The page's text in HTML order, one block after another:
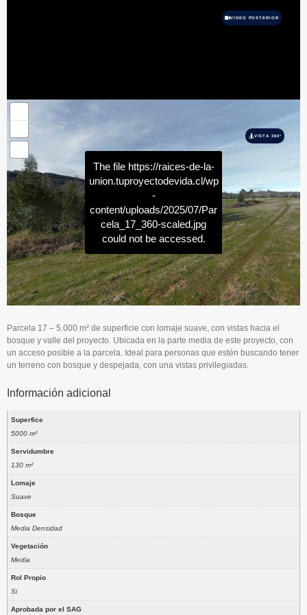
VIDEO POSTERIOR
VISTA 360°
The file https://raices-de-la-
union.tuproyectodevida.cl/wp
-
content/uploads/2025/07/Par
cela_17_360-scaled.jpg
could not be accessed.
Parcela 17 – 5.000 m² de superficie con lomaje suave, con vistas hacia el
bosque y valle del proyecto. Ubicada en la parte media de este proyecto, con
un acceso posible a la parcela. Ideal para personas que estén buscando tener
un terreno con bosque y despejada, con una vistas privilegiadas.
Información adicional
Superfice
5000 m²
Servidumbre
130 m²
Lomaje
Suave
Bosque
Media Densidad
Vegetación
Media
Rol Propio
Si
Aprobada por el SAG